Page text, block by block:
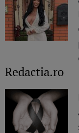
Redactia.ro